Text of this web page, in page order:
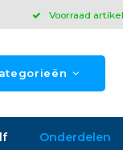
Voorraad
Onderdelen